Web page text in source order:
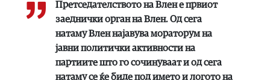
Претседателството на Влен е првиот
заеднички орган на Влен. Од сега
натаму Влен најавува мораторум на
јавни политички активности на
партиите што го сочинуваат и од сега
натаму се ќе биде под името и логото на